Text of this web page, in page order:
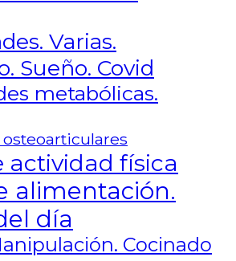
Varias.
Sueño. Covid
metabólicas.
actividad física
alimentación.
día
Cocinado